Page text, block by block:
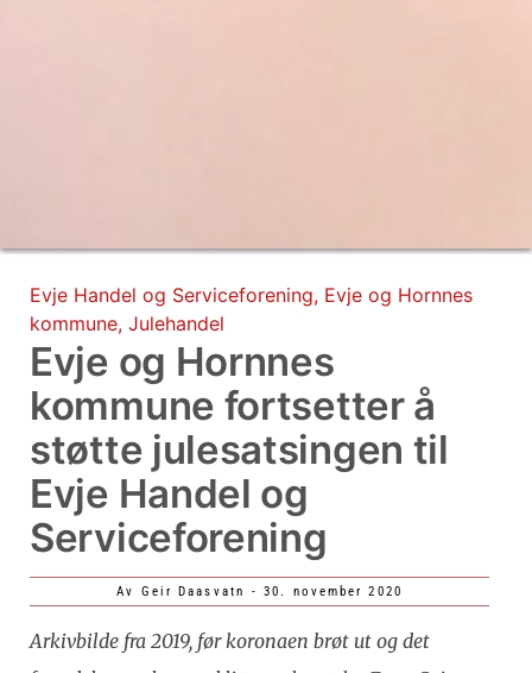
Evje Handel og Serviceforening, Evje og Hornnes
kommune, Julehandel
Evje og Hornnes
kommune fortsetter å
støtte julesatsingen til
Evje Handel og
Serviceforening
Av Geir Daasvatn -30. november 2020
Arkivbilde fra 2019, før koronaen brøt ut og det